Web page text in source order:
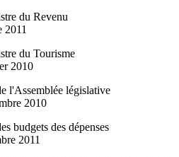
du Revenu
2011
du Tourisme
2010
l'Assemblée législative
2010
budgets des dépenses
2011